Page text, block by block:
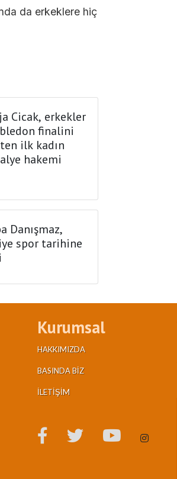
da erkeklere hiç
Cicak, erkekler
finalini
ilk kadın
hakemi
Danışmaz,
spor tarihine
Kurumsal
HAKKIMIZDA
BASINDA BIZ
İLETIŞIM